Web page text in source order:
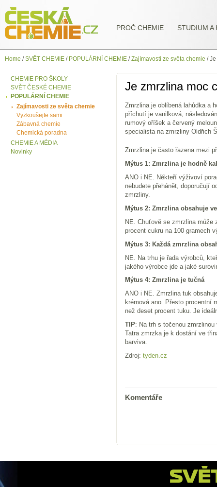
PROČ CHEMIE STUDIUM A
Home / SVĚT CHEMIE / POPULÁRNÍ CHEMIE / Zajímavosti ze světa chemie /
CHEMIE PRO ŠKOLY
SVĚT ČESKÉ CHEMIE
POPULÁRNÍ CHEMIE
Zajímavosti ze světa chemie
Vyzkoušejte sami
Zábavná chemie
Chemická poradna
CHEMIE A MÉDIA
Novinky
Je zmrzlina moc
Zmrzlina je oblíbená lahůdka a
příchutí je vanilková,
rumový oříšek a červený
specialista na zmrzliny Oldřich
Zmrzlina je často řazena mezi
Mýtus 1: Zmrzlina je hodně
ANO i NE. Někteří výživoví
nebudete přehánět, doporučují
zmrzliny.
Mýtus 2: Zmrzlina obsahuje
NE. Chuťově se zmrzlina
procent cukru na 100 gramech
Mýtus 3: Každá zmrzlina
NE. Na trhu je řada výrobců,
jakého výrobce jde a jaké
Mýtus 4: Zmrzlina je tučná
ANO i NE. Zmrzlina tuk
krémová ano. Přesto procentní
než deset procent tuku. Je
TIP: Na trh s točenou
Tatra zmrzka je k dostání ve
barviva.
Zdroj: tyden.cz
Komentáře